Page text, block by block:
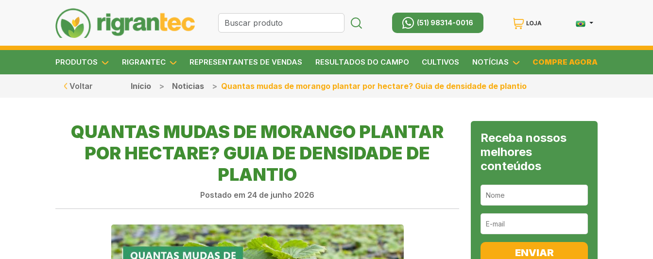
(51) 98314-0016
PRODUTOS RIGRANTEC REPRESENTANTES DE VENDAS RESULTADOS DO CAMPO CULTIVOS NOTÍCIAS COMPRE AGORA
Voltar Início Noticias Quantas mudas de morango plantar por hectare? Guia de densidade de plantio
QUANTAS MUDAS DE MORANGO PLANTAR
POR HECTARE? GUIA DE DENSIDADE DE
PLANTIO
Postado em 24 de junho 2026
Receba nossos
melhores
conteúdos
ENVIAR